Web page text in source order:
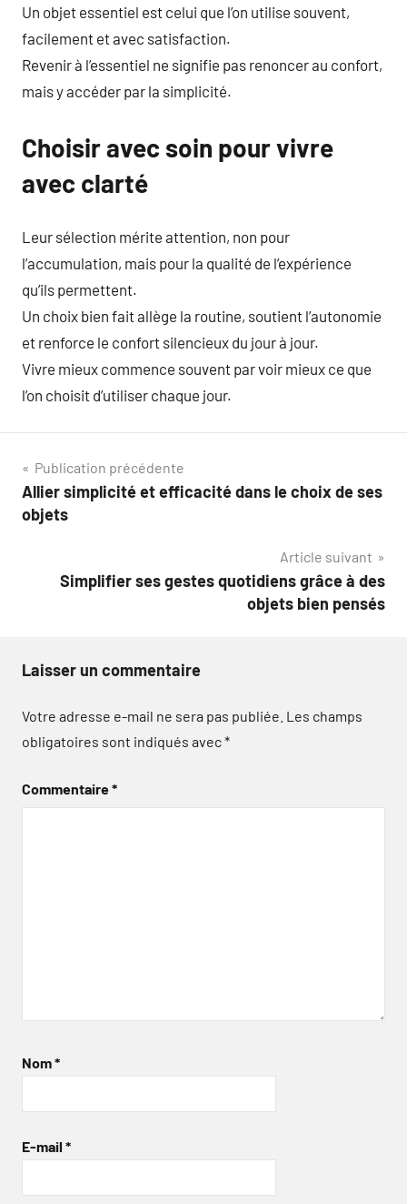
Un objet essentiel est celui que l’on utilise souvent,
facilement et avec satisfaction.
Revenir à l’essentiel ne signifie pas renoncer au confort,
mais y accéder par la simplicité.
Choisir avec soin pour vivre
avec clarté
Leur sélection mérite attention, non pour
l’accumulation, mais pour la qualité de l’expérience
qu’ils permettent.
Un choix bien fait allège la routine, soutient l’autonomie
et renforce le confort silencieux du jour à jour.
Vivre mieux commence souvent par voir mieux ce que
l’on choisit d’utiliser chaque jour.
Navigation
de
Publication précédente
Allier simplicité et efficacité dans le choix de ses
objets
Article suivant
Simplifier ses gestes quotidiens grâce à des
objets bien pensés
Laisser un commentaire
Votre adresse e-mail ne sera pas publiée. Les champs
obligatoires sont indiqués avec*
Commentaire*
Nom*
E-mail *